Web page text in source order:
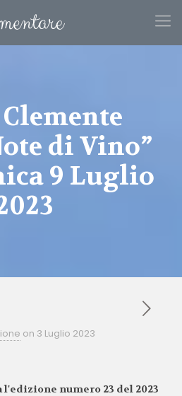
di Vino”
9 Luglio
on 3 Luglio 2023
l'edizione numero 23 del 2023